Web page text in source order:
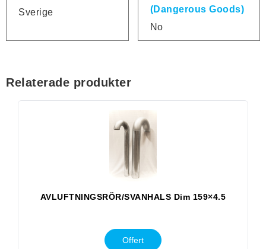
Sverige
(Dangerous Goods)
No
Relaterade produkter
AVLUFTNINGSRÖR/SVANHALS Dim 159×4.5
Offert